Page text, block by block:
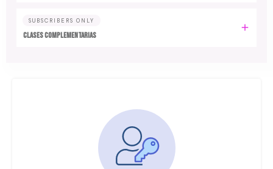
SUBSCRIBERS ONLY
CLASES COMPLEMENTARIAS